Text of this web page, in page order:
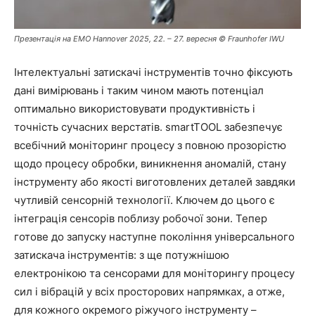
Презентація на EMO Hannover 2025, 22. – 27. вересня © Fraunhofer IWU
Інтелектуальні затискачі інструментів точно фіксують
дані вимірювань і таким чином мають потенціал
оптимально використовувати продуктивність і
точність сучасних верстатів. smartTOOL забезпечує
всебічний моніторинг процесу з повною прозорістю
щодо процесу обробки, виникнення аномалій, стану
інструменту або якості виготовлених деталей завдяки
чутливій сенсорній технології. Ключем до цього є
інтеграція сенсорів поблизу робочої зони. Тепер
готове до запуску наступне покоління універсального
затискача інструментів: з ще потужнішою
електронікою та сенсорами для моніторингу процесу
сил і вібрацій у всіх просторових напрямках, а отже,
для кожного окремого ріжучого інструменту –